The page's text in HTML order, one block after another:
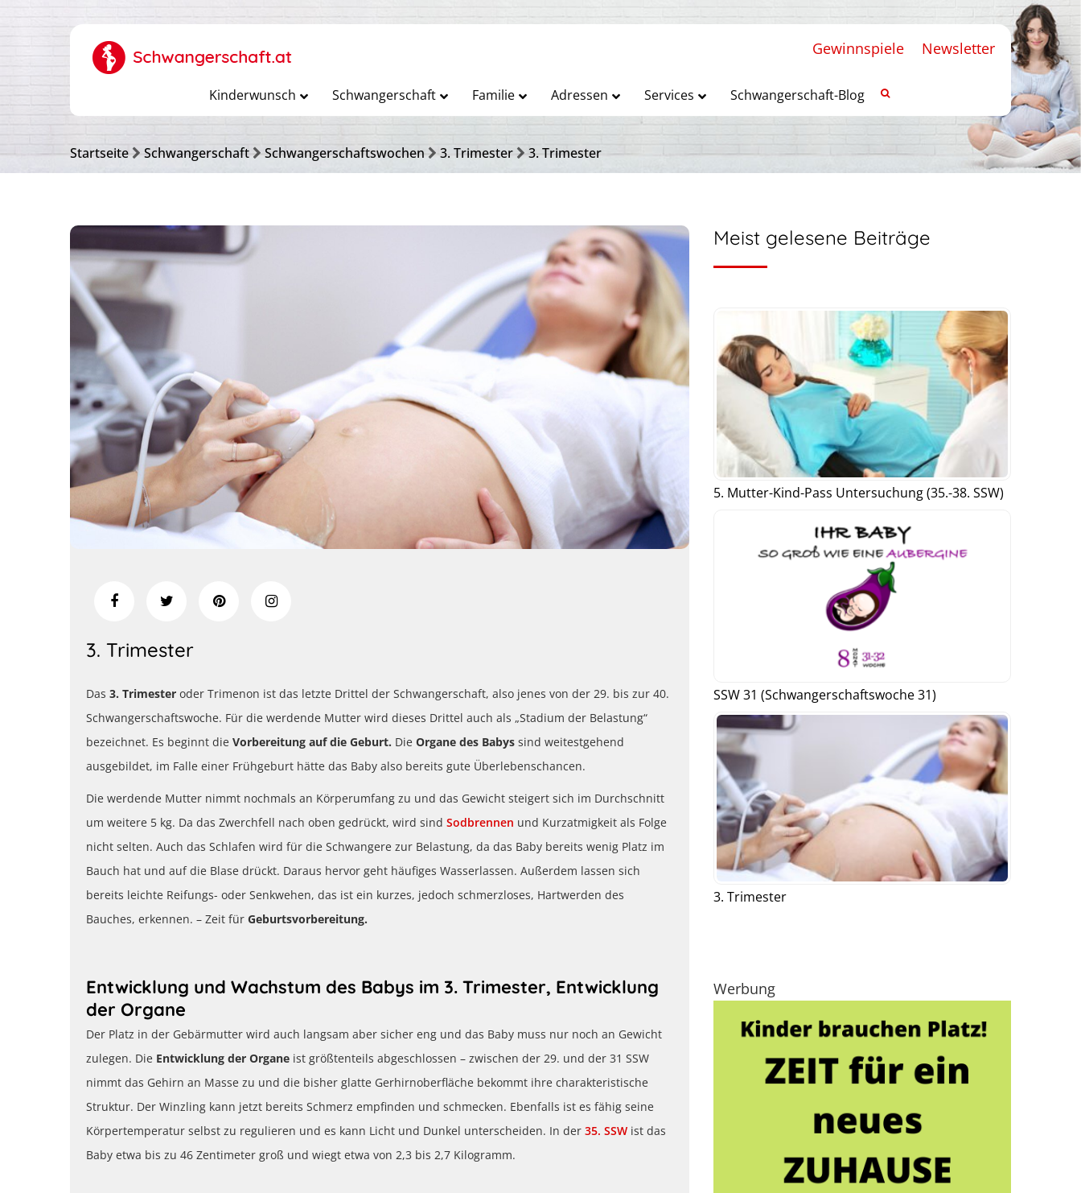
Gewinnspiele Newsletter
Kinderwunsch Schwangerschaft Familie Adressen Services Schwangerschaft-Blog
Startseite Schwangerschaft Schwangerschaftswochen 3. Trimester 3. Trimester
3. Trimester
Das 3. Trimester oder Trimenon ist das letzte Drittel der Schwangerschaft, also jenes von der 29. bis zur 40.
Schwangerschaftswoche. Für die werdende Mutter wird dieses Drittel auch als „Stadium der Belastung“
bezeichnet. Es beginnt die Vorbereitung auf die Geburt. Die Organe des Babys sind weitestgehend
ausgebildet, im Falle einer Frühgeburt hätte das Baby also bereits gute Überlebenschancen.
Die werdende Mutter nimmt nochmals an Körperumfang zu und das Gewicht steigert sich im Durchschnitt
um weitere 5 kg. Da das Zwerchfell nach oben gedrückt, wird sind Sodbrennen und Kurzatmigkeit als Folge
nicht selten. Auch das Schlafen wird für die Schwangere zur Belastung, da das Baby bereits wenig Platz im
Bauch hat und auf die Blase drückt. Daraus hervor geht häufiges Wasserlassen. Außerdem lassen sich
bereits leichte Reifungs- oder Senkwehen, das ist ein kurzes, jedoch schmerzloses, Hartwerden des
Bauches, erkennen. – Zeit für Geburtsvorbereitung.
Entwicklung und Wachstum des Babys im 3. Trimester, Entwicklung
der Organe
Der Platz in der Gebärmutter wird auch langsam aber sicher eng und das Baby muss nur noch an Gewicht
zulegen. Die Entwicklung der Organe ist größtenteils abgeschlossen – zwischen der 29. und der 31 SSW
nimmt das Gehirn an Masse zu und die bisher glatte Gerhirnoberfläche bekommt ihre charakteristische
Struktur. Der Winzling kann jetzt bereits Schmerz empfinden und schmecken. Ebenfalls ist es fähig seine
Körpertemperatur selbst zu regulieren und es kann Licht und Dunkel unterscheiden. In der 35. SSW ist das
Baby etwa bis zu 46 Zentimeter groß und wiegt etwa von 2,3 bis 2,7 Kilogramm.
Meist gelesene Beiträge
5. Mutter-Kind-Pass Untersuchung (35.-38. SSW)
SSW 31 (Schwangerschaftswoche 31)
3. Trimester
Werbung